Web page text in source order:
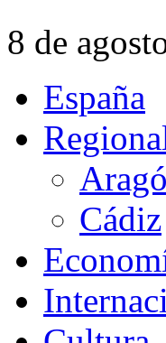
8 de
España
Cádiz